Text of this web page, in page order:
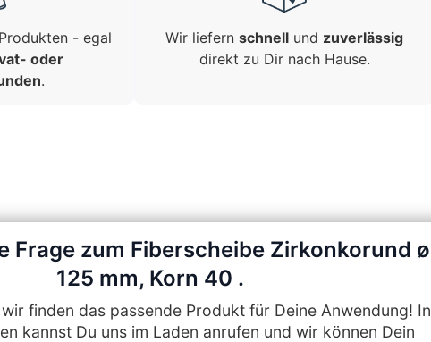
- egal
oder
.
Wir liefern schnell und zuverlässig
direkt zu Dir nach Hause.
Frage zum Fiberscheibe Zirkonkorund ø
125 mm, Korn 40 .
finden das passende Produkt für Deine Anwendung! In
kannst Du uns im Laden anrufen und wir können Dein